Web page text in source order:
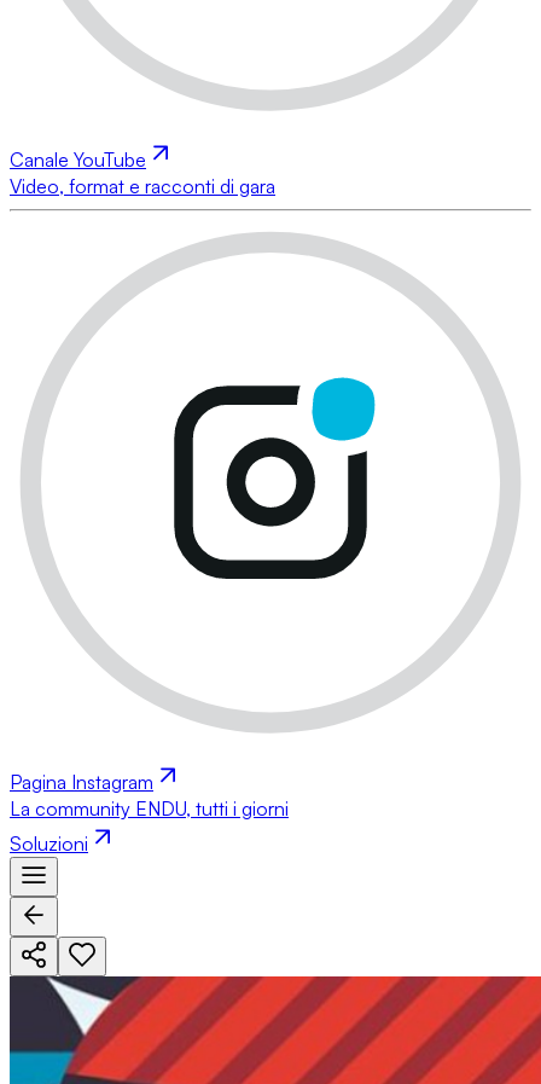
Canale YouTube
Video, format e racconti di gara
Pagina Instagram
La community ENDU, tutti i giorni
Soluzioni